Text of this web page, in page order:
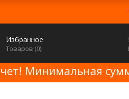
Избранное
Товаров (0)
Минимальная